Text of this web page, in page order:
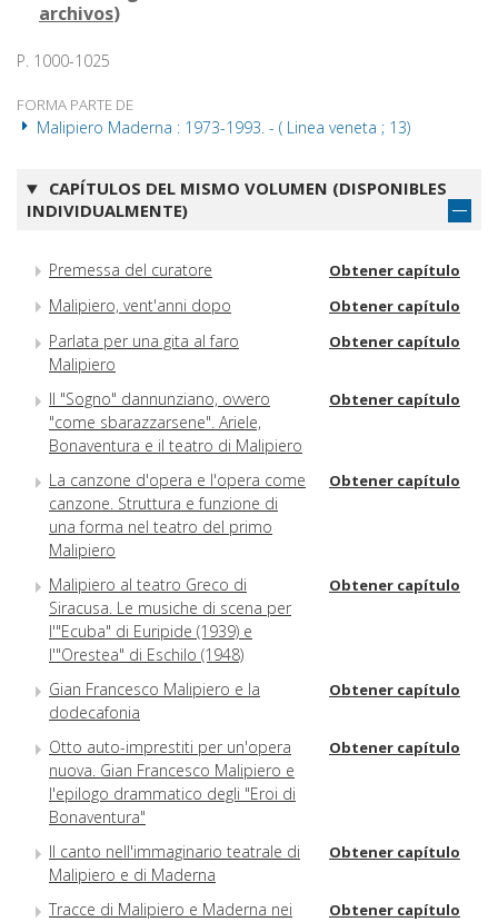
archivos)
P. 1000-1025
FORMA PARTE DE
Malipiero Maderna : 1973-1993. - ( Linea veneta ; 13)
CAPÍTULOS DEL MISMO VOLUMEN (DISPONIBLES
INDIVIDUALMENTE)
Premessa del curatore Obtener capítulo
Malipiero, vent'anni dopo Obtener capítulo
Parlata per una gita al faro
Malipiero
Obtener capítulo
Il "Sogno" dannunziano, ovvero
"come sbarazzarsene". Ariele,
Bonaventura e il teatro di Malipiero
Obtener capítulo
La canzone d'opera e l'opera come
canzone. Struttura e funzione di
una forma nel teatro del primo
Malipiero
Obtener capítulo
Malipiero al teatro Greco di
Siracusa. Le musiche di scena per
l'"Ecuba" di Euripide (1939) e
l'"Orestea" di Eschilo (1948)
Obtener capítulo
Gian Francesco Malipiero e la
dodecafonia
Obtener capítulo
Otto auto-imprestiti per un'opera
nuova. Gian Francesco Malipiero e
l'epilogo drammatico degli "Eroi di
Bonaventura"
Obtener capítulo
Il canto nell'immaginario teatrale di
Malipiero e di Maderna
Obtener capítulo
Tracce di Malipiero e Maderna nei
Obtener capítulo